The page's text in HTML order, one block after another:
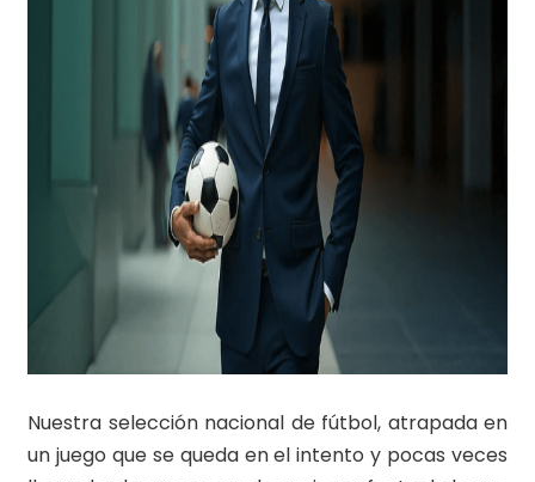
Nuestra selección nacional de fútbol, atrapada en
un juego que se queda en el intento y pocas veces